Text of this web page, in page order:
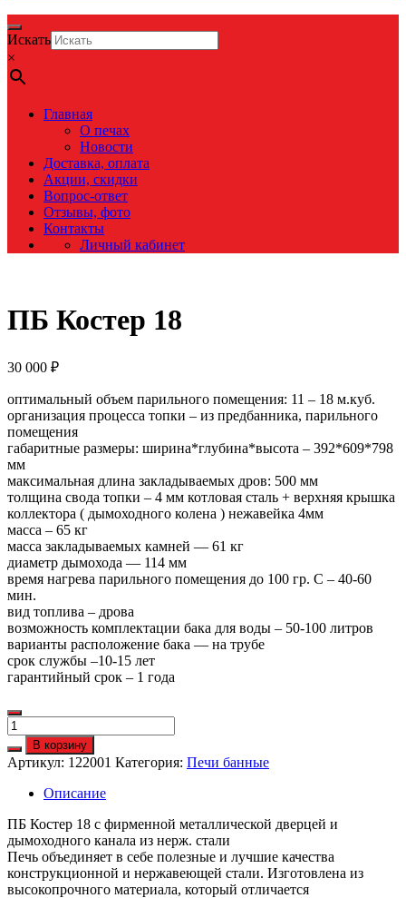
Искать
×
Главная
О печах
Новости
Доставка, оплата
Акции, скидки
Вопрос-ответ
Отзывы, фото
Контакты
Личный кабинет
ПБ Костер 18
30 000 ₽
оптимальный объем парильного помещения: 11 – 18 м.куб.
организация процесса топки – из предбанника, парильного
помещения
габаритные размеры: ширина*глубина*высота – 392*609*798
мм
максимальная длина закладываемых дров: 500 мм
толщина свода топки – 4 мм котловая сталь + верхняя крышка
коллектора ( дымоходного колена ) нежавейка 4мм
масса – 65 кг
масса закладываемых камней — 61 кг
диаметр дымохода — 114 мм
время нагрева парильного помещения до 100 гр. С – 40-60
мин.
вид топлива – дрова
возможность комплектации бака для воды – 50-100 литров
варианты расположение бака — на трубе
срок службы –10-15 лет
гарантийный срок – 1 года
Количество
ПБ
Костер
18
В корзину
Артикул: 122001 Категория: Печи банные
Описание
ПБ Костер 18 с фирменной металлической дверцей и
дымоходного канала из нерж. стали
Печь объединяет в себе полезные и лучшие качества
конструкционной и нержавеющей стали. Изготовлена из
высокопрочного материала, который отличается